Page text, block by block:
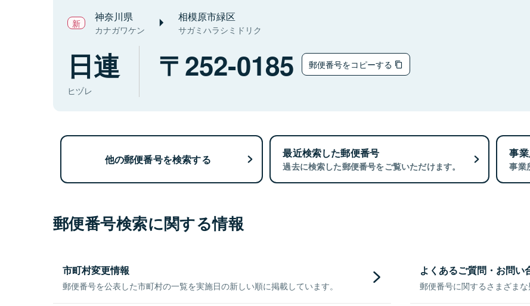
神奈川県
カナガワケン
相模原市緑区
サガミハラシミドリク
日連
ヒヅレ
252-0185 郵便番号をコピーする
他の郵便番号を検索する 最近検索した郵便番号
過去に検索した郵便番号をご覧いただけます。
事
事業
郵便番号検索に関する情報
市町村変更情報
郵便番号を公表した市町村の一覧を実施日の新しい順に掲載しています。
よくあるご質問・お問い
郵便番号に関するさまざまな